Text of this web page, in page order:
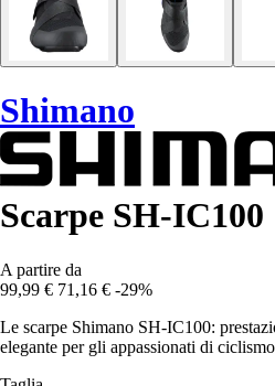
Shimano
Scarpe SH-IC100
A partire da
99,99 € 71,16 € -29%
Le scarpe Shimano SH-IC100:
elegante per gli appassionati di